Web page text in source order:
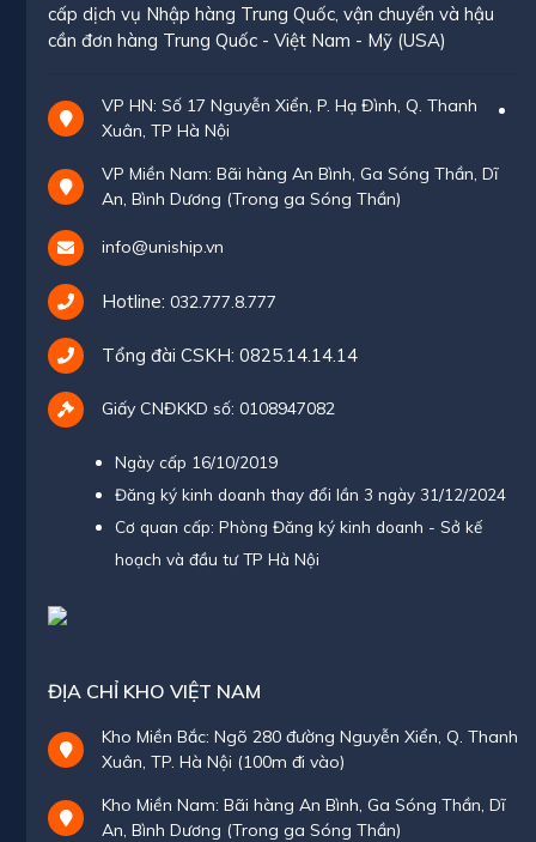
cấp dịch vụ Nhập hàng Trung Quốc, vận chuyển và hậu
cần đơn hàng Trung Quốc - Việt Nam - Mỹ (USA)
VP HN: Số 17 Nguyễn Xiển, P. Hạ Đình, Q. Thanh
Xuân, TP Hà Nội
VP Miền Nam: Bãi hàng An Bình, Ga Sóng Thần, Dĩ
An, Bình Dương (Trong ga Sóng Thần)
info@uniship.vn
Hotline: 032.777.8.777
Tổng đài CSKH: 0825.14.14.14
Giấy CNĐKKD số: 0108947082
Ngày cấp 16/10/2019
Đăng ký kinh doanh thay đổi lần 3 ngày 31/12/2024
Cơ quan cấp: Phòng Đăng ký kinh doanh - Sở kế
hoạch và đầu tư TP Hà Nội
ĐỊA CHỈ KHO VIỆT NAM
Kho Miền Bắc: Ngõ 280 đường Nguyễn Xiển, Q. Thanh
Xuân, TP. Hà Nội (100m đi vào)
Kho Miền Nam: Bãi hàng An Bình, Ga Sóng Thần, Dĩ
An, Bình Dương (Trong ga Sóng Thần)